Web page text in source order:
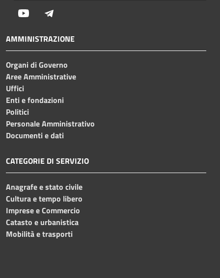
Youtube
AMMINISTRAZIONE
Organi di Governo
Aree Amministrative
Uffici
Enti e fondazioni
Politici
Personale Amministrativo
Documenti e dati
CATEGORIE DI SERVIZIO
Anagrafe e stato civile
Cultura e tempo libero
Imprese e Commercio
Catasto e urbanistica
Mobilità e trasporti